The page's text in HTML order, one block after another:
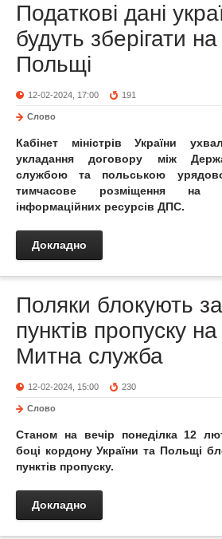
Податкові дані
будуть зберігати на
Польщі
12-02-2024, 17:00 191
Слово
Кабінет міністрів України
укладання договору між
службою та польською
тимчасове розміщення на
інформаційних ресурсів ДПС.
Докладно
Поляки блокують
пунктів пропуску
Митна служба
12-02-2024, 15:00 230
Слово
Станом на вечір понеділка 12
боці кордону України та Польщі
пунктів пропуску.
Докладно